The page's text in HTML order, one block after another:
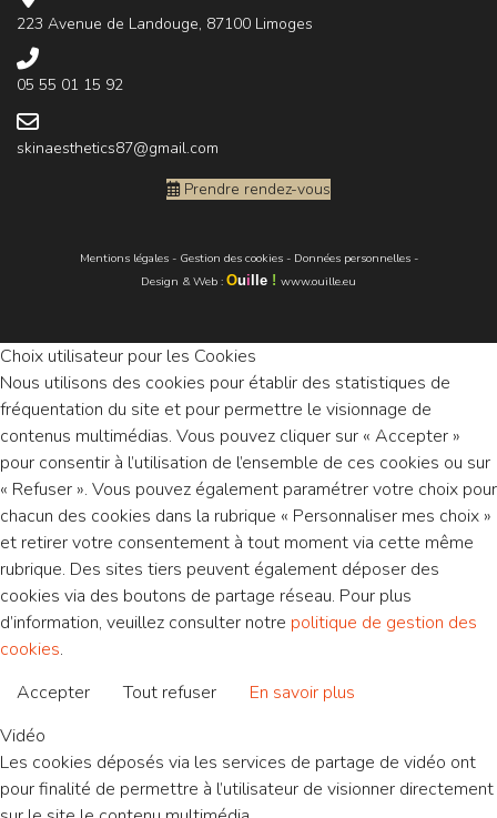
223 Avenue de Landouge, 87100 Limoges
05 55 01 15 92
skinaesthetics87@gmail.com
Prendre rendez-vous
Mentions légales- Gestion des cookies - Données personnelles -
Design & Web : Oui lle ! www.ouille.eu
Choix utilisateur pour les Cookies
Nous utilisons des cookies pour établir des statistiques de
fréquentation du site et pour permettre le visionnage de
contenus multimédias. Vous pouvez cliquer sur « Accepter »
pour consentir à l’utilisation de l’ensemble de ces cookies ou sur
« Refuser ». Vous pouvez également paramétrer votre choix pour
chacun des cookies dans la rubrique « Personnaliser mes choix »
et retirer votre consentement à tout moment via cette même
rubrique. Des sites tiers peuvent également déposer des
cookies via des boutons de partage réseau. Pour plus
d’information, veuillez consulter notre politique de gestion des
cookies.
Accepter
Tout refuser
En savoir plus
Vidéo
Les cookies déposés via les services de partage de vidéo ont
pour finalité de permettre à l’utilisateur de visionner directement